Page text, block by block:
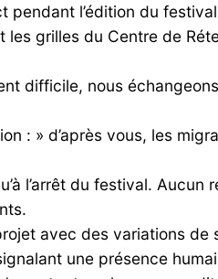
l’édition du
grilles du Centre de
difficile, nous
: » d’après vous, les
l’arrêt du festival.
avec des variations
une présence